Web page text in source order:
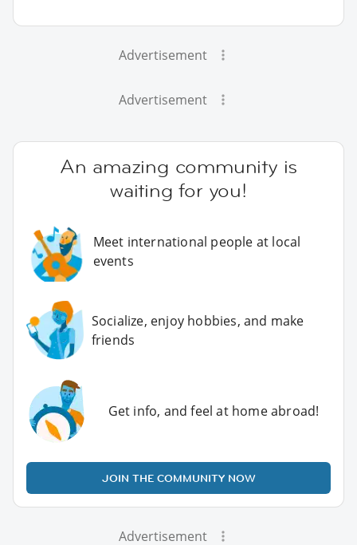
Advertisement
Advertisement
An amazing community is
waiting for you!
Meet international people at local
events
Socialize, enjoy hobbies, and make
friends
Get info, and feel at home abroad!
JOIN THE COMMUNITY NOW
Advertisement